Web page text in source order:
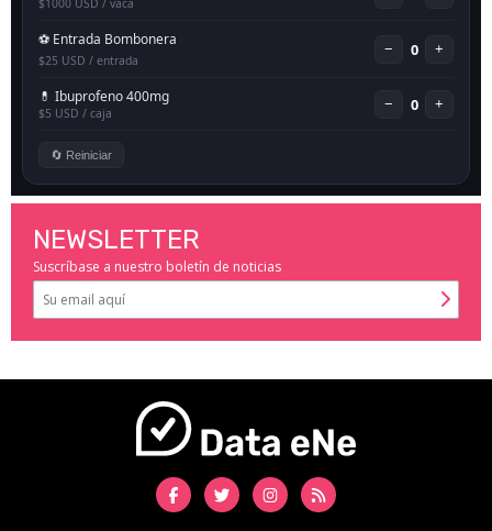
NEWSLETTER
Suscríbase a nuestro boletín de noticias